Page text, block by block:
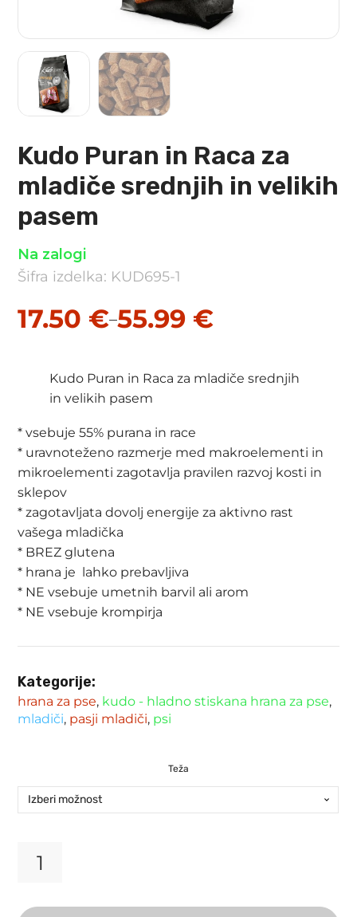
Kudo Puran in Raca za
mladiče srednjih in velikih
pasem
Na zalogi
Šifra izdelka: KUD695-1
17.50 €–55.99 €
Cenovni
17.50 €
do
55.99 €
Kudo Puran in Raca za mladiče srednjih
in velikih pasem
* vsebuje 55% purana in race
* uravnoteženo razmerje med makroelementi in
mikroelementi zagotavlja pravilen razvoj kosti in
sklepov
* zagotavljata dovolj energije za aktivno rast
vašega mladička
* BREZ glutena
* hrana je lahko prebavljiva
* NE vsebuje umetnih barvil ali arom
* NE vsebuje krompirja
Kategorije:
hrana za pse, kudo - hladno stiskana hrana za pse,
mladiči, pasji mladiči, psi
Teža